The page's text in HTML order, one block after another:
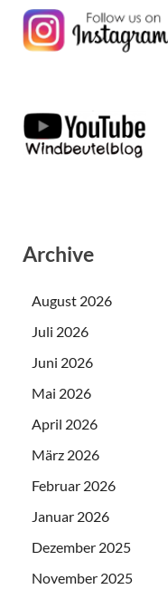
Archive
August 2026
Juli 2026
Juni 2026
Mai 2026
April 2026
März 2026
Februar 2026
Januar 2026
Dezember 2025
November 2025